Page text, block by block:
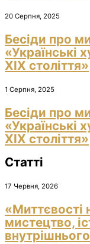
20 Серпня, 2025
Бесіди про
«Українські
ХІХ століття»
1 Серпня, 2025
Бесіди про
«Українські
ХІХ століття»
Статті
17 Червня, 2026
«Миттєвості
мистецтво,